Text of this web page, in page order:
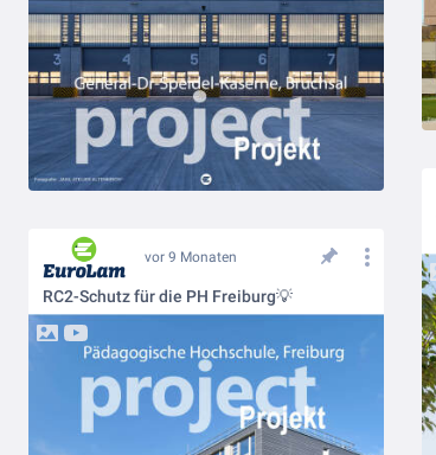
vor 9 Monaten
RC2-Schutz für die PH Freiburg💡